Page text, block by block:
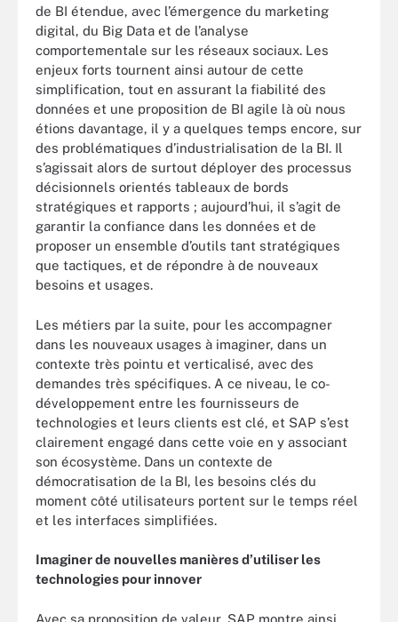
de BI étendue, avec l’émergence du marketing
digital, du Big Data et de l’analyse
comportementale sur les réseaux sociaux. Les
enjeux forts tournent ainsi autour de cette
simplification, tout en assurant la fiabilité des
données et une proposition de BI agile là où nous
étions davantage, il y a quelques temps encore, sur
des problématiques d’industrialisation de la BI. Il
s’agissait alors de surtout déployer des processus
décisionnels orientés tableaux de bords
stratégiques et rapports ; aujourd’hui, il s’agit de
garantir la confiance dans les données et de
proposer un ensemble d’outils tant stratégiques
que tactiques, et de répondre à de nouveaux
besoins et usages.
Les métiers par la suite, pour les accompagner
dans les nouveaux usages à imaginer, dans un
contexte très pointu et verticalisé, avec des
demandes très spécifiques. A ce niveau, le co-
développement entre les fournisseurs de
technologies et leurs clients est clé, et SAP s’est
clairement engagé dans cette voie en y associant
son écosystème. Dans un contexte de
démocratisation de la BI, les besoins clés du
moment côté utilisateurs portent sur le temps réel
et les interfaces simplifiées.
Imaginer de nouvelles manières d’utiliser les
technologies pour innover
Avec sa proposition de valeur, SAP montre ainsi